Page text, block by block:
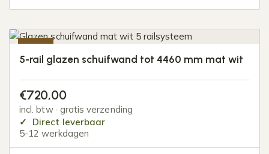
5-rail glazen schuifwand tot 4460 mm mat wit
€720,00
incl. btw · gratis verzending
Direct leverbaar
5-12 werkdagen